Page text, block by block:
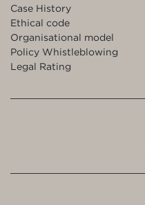
Case History
Ethical code
Organisational model
Policy Whistleblowing
Legal Rating